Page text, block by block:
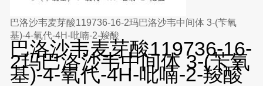
巴洛沙韦麦芽酸119736-16-2玛巴洛沙韦中间体 3-(苄氧
基)-4-氧代-4H-吡喃-2-羧酸
巴洛沙韦麦芽酸119736-16-
2玛巴洛沙韦中间体 3-(苄氧
基)-4-氧代-4H-吡喃-2-羧酸